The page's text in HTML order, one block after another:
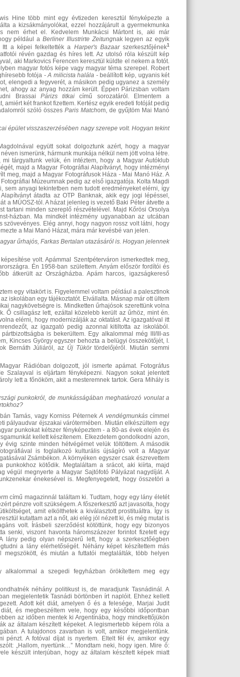
Hine több mint egy évtizeden keresztül fényképezte a
a kizsákmányolókat, ezzel hozzájárult a gyermekmunka
nem érhet el. Kedvelem Munkácsi Mártont is, aki már
például a Berliner IllustrirteZeitungnak legyen az egyik
Itt a képei felkeltették a Harper's Bazaarszerkesztőjének1
révén gazdag és híres lett. Az utolsó róla készült kép
aki Markovics Ferencen keresztül küldte el nekem a fotót.
magyar fotós képe vagy magyar téma szerepel. Robert
fotója -A milicista halála - beállított kép, ugyanis két
elengedi a fegyverét, a másikon pedig ugyanez a személy
ahogy az anyag hozzám került. Éppen Párizsban voltam
Brassai Párizs titkai című sorozatáról. Elmentem a
két frankot fizettem. Kertész egyik eredeti fotóját pedig
szóló összes Paris Matchom, de gyűjtöm Mai Manó
épület visszaszerzésében nagy szerepe volt. Hogyan tekint
együtt sokat dolgoztunk azért, hogy a magyar
ismerünk, hármunk munkája nélkül nem jött volna létre.
tárgyaltunk velük, én intéztem, hogy a Magyar Autóklub
majd a Magyar Fotográfiai Alapítványt, hogy intézményi
meg, majd a Magyar Fotográfusok Háza - Mai Manó Ház. A
Múzeumnak pedig az első igazgatója. Kolta Magdi
anyagi tekintetben nem tudott eredményeket elérni, így
átadta az OTP Banknak, akik egy jogi lépéssel,
a MÚOSZ-tól. A házat jelenleg is vezető Baki Péter átvette a
tartani minden szereplő részvételével. Majd Kőrösi Orsolya
házban. Ma mindkét intézmény ugyanabban az utcában
Elég annyi, hogy nagyon rossz volt látni, hogy
a Mai Manó Házat, mára már kevésbé van jelen.
űrhajós, Farkas Bertalan utazásáról is. Hogyan jelennek
volt. Apámmal Szentpéterváron ismerkedtek meg,
Én 1958-ban születtem. Anyám először fordítói és
átkerült az Országházba. Apám harcos, igazságkereső
egy vitakört is. Figyelemmel voltam például a palesztinok
iskolában egy tájékoztatót. Elvállalta. Másnap már ott ültem
nagykövetségre is. Mindketten űrhajósok szerettünk volna
Ő csillagász lett, ezáltal közelebb került az űrhöz, mint én.
elérni, hogy modernizálják az oktatást. Az igazgatóval itt
az igazgató pedig azonnal kitiltotta az iskolából.
is bekerültem. Egy alkalommal még III/III-as
Kincses György egyszer behozta a belügyi összekötőjét, I.
Bernáth Júliáról, az Új Tükörtördelőjéről. Miután semmi
Rádióban dolgozott, jól ismerte apámat. Fotográfus
Szalayval is eljártam fényképezni. Nagyon sokat jelentett
lett a főnököm, akit a mesteremnek tartok. Gera Mihály is
punkokról, de munkásságában meghatározó vonulat a
Tamás, vagy Korniss PéternekA vendégmunkáscímmel
pályaudvar éjszakai várótermében. Miután elkészültem egy
punkokat kétszer fényképeztem - a 80-as évek elején és
kellett készítenem. Elkezdetem gondolkodni azon,
szinte minden hétvégémet velük töltöttem. A második
is foglalkozó kulturális újságíró volt a Magyar
Zsámbékon. A környéken egyszer csak észrevettem
punkokhoz kötődik. Megtaláltam a srácot, aki kiírta, majd
végül megnyerte a Magyar Sajtófotó Pályázat nagydíját. A
énekesével is. Megfenyegetett, hogy összetöri a
című magazinnál találtam ki. Tudtam, hogy egy lány életét
pénzre volt szükségem. A főszerkesztő azt javasolta, hogy
amit elkölthetek a kiválasztott prostituáltra. Így is
kutattam azt a nőt, aki elég jól nézett ki, és még mutat is
volt. Írásbeli szerződést kötöttünk, hogy egy bizonyos
senki, viszont havonta háromszázezer forintot fizetett egy
lány pedig olyan népszerű lett, hogy a szerkesztőégben
a lány elérhetőségét. Néhány képet készítettem más
és miután a futtatói megtalálták, több helyen
alkalommal a szegedi fegyházban örökítettem meg egy
néhány politikust is, de maradjunk Tasnádinál. A
megjelentetik Tasnádi börtönben írt naplóit. Ehhez kellett
Adott két diát, amelyen ő és a felesége, Marjai Judit
és megbeszéltem vele, hogy egy későbbi időpontban
az időben mentek ki Argentínába, hogy mindkettőjükön
az általam készített képeket. A legismertebb képem róla a
A tulajdonos zavarban is volt, amikor megjelentünk.
pénzt. A fotóval díjat is nyertem. Eltelt fél év, amikor egy
„Hallom, nyertünk…” Mondtam neki, hogy igen. Mire ő:
készült interjúban, hogy az általam készített képek miatt